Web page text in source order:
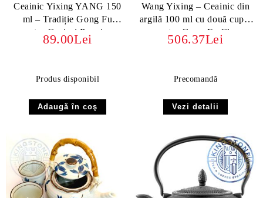
Ceainic Yixing YANG 150
ml – Tradiție Gong Fu
pentru Ceaiuri Premium
89.00Lei
Produs disponibil
Wang Yixing – Ceainic din
argilă 100 ml cu două cupe,
pentru Gong Fu Cha
506.37Lei
Precomandă
Vezi detalii